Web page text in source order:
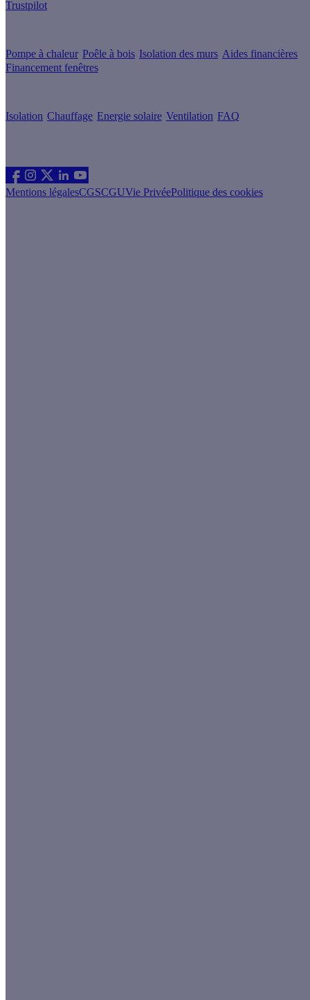
Trustpilot
Pompe à chaleur Poêle à bois Isolation des murs Aides financières
Financement fenêtres
Isolation Chauffage Energie solaire Ventilation FAQ
Mentions légalesCGSCGUVie PrivéePolitique des cookies